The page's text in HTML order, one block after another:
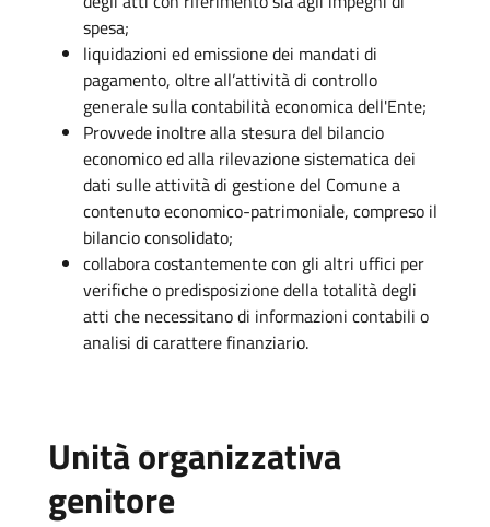
spesa;
liquidazioni ed emissione dei mandati di
pagamento, oltre all’attività di controllo
generale sulla contabilità economica dell'Ente;
Provvede inoltre alla stesura del bilancio
economico ed alla rilevazione sistematica dei
dati sulle attività di gestione del Comune a
contenuto economico-patrimoniale, compreso il
bilancio consolidato;
collabora costantemente con gli altri uffici per
verifiche o predisposizione della totalità degli
atti che necessitano di informazioni contabili o
analisi di carattere finanziario.
Unità organizzativa
genitore